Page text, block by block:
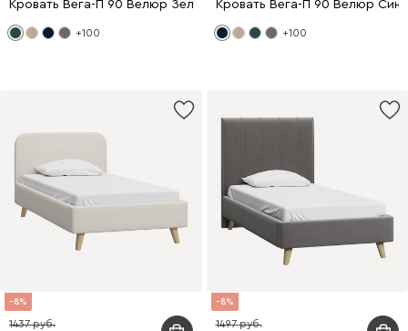
Кровать Вега-П 90 Велюр Зеленый
+100
Кровать Вега-П 90 Велюр
+100
8
1437
8
1497